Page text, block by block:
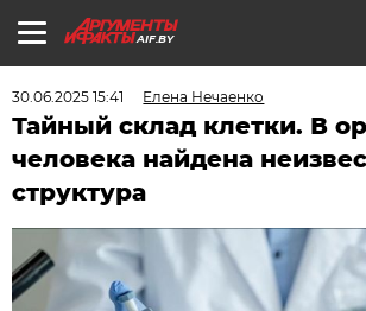
AIF.BY
30.06.2025 15:41 Елена Нечаенко
Тайный склад клетки. В
человека найдена
структура